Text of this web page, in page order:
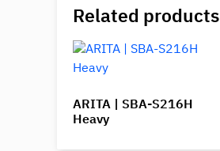
Related products
ARITA | SBA-S216H
Heavy